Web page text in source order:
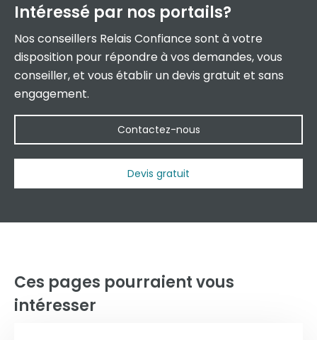
Intéressé par nos portails?
Nos conseillers Relais Confiance sont à votre
disposition pour répondre à vos demandes, vous
conseiller, et vous établir un devis gratuit et sans
engagement.
Contactez-nous
Devis gratuit
Ces pages pourraient vous
intéresser